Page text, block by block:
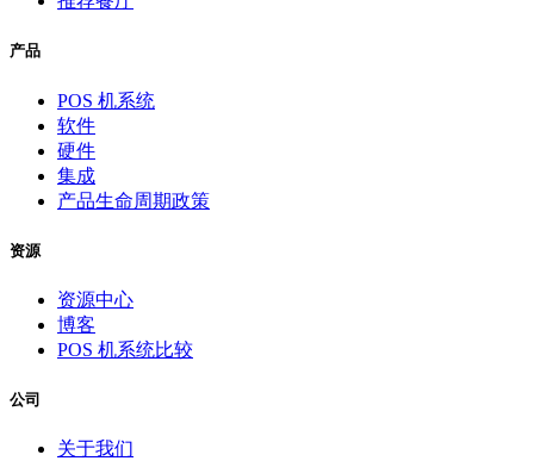
产品
POS 机系统
软件
硬件
集成
产品生命周期政策
资源
资源中心
博客
POS 机系统比较
公司
关于我们